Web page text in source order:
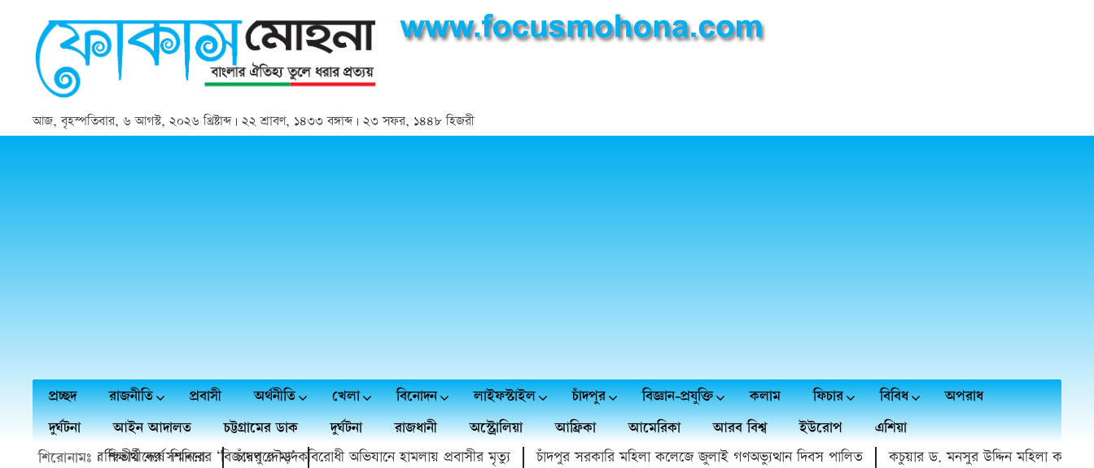
আজ, বৃহস্পতিবার, ৬ আগস্ট, ২০২৬ খ্রিষ্টাব্দ | ২২ শ্রাবণ, ১৪৩৩ বঙ্গাব্দ | ২৩ সফর, ১৪৪৮ হিজরী
প্রচ্ছদ রাজনীতি প্রবাসী অর্থনীতি খেলা বিনোদন লাইফস্টাইল চাঁদপুর বিজ্ঞান-প্রযুক্তি কলাম ফিচার বিবিধ
অপরাধ
দুর্ঘটনা
আইন আদালত চট্টগ্রামের ডাক দুর্ঘটনা রাজধানী অস্ট্রোলিয়া আফ্রিকা আমেরিকা আরব বিশ্ব ইউরোপ
এশিয়া
শিরোনামঃ
বৃত্তি প্রাপ্ত শিক্ষার্থীদের সম্মাননা চাঁদপুরে মাদকবিরোধী অভিযানে হামলায় প্রবাসীর মৃত্যু চাঁদপুর সরকারি মহিলা কলেজে জুলাই গণঅভ্যুত্থান দিবস পালিত কচুয়ার ড. মনসুর উদ্দিন মহিলা কলেজে
গণঅভ্যুত্থানের দ্বিতীয় বর্ষে শিবিরের ‘বিজয়ের দৌড়’